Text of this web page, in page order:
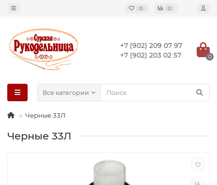
0 0
+7 (902) 209 07 97
+7 (902) 203 02 57
0
Все категории
Черные 33Л
Черные 33Л